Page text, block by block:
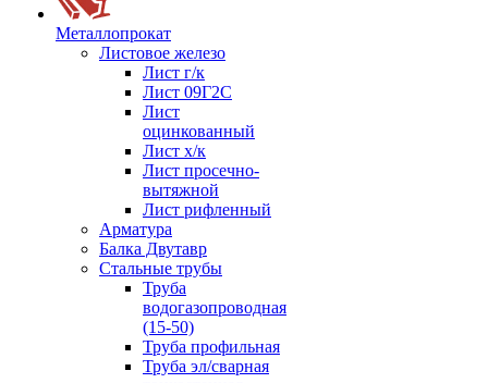
Металлопрокат
Листовое железо
Лист г/к
Лист 09Г2С
Лист
оцинкованный
Лист х/к
Лист просечно-
вытяжной
Лист рифленный
Арматура
Балка Двутавр
Стальные трубы
Труба
водогазопроводная
(15-50)
Труба профильная
Труба эл/сварная